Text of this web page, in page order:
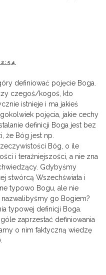
definiować pojęcie Boga.
czegoś/kogoś, kto
istnieje i ma jakieś
pojęcia, jakie cechy
definicji Boga jest bez
że Bóg jest np.
Bóg, o ile
i teraźniejszości, a nie zna
Gdybyśmy
stwórcą Wszechświata i
typowo Bogu, ale nie
go Bogiem?
typowej definicji Boga.
zaprzestać definiowania
o nim faktyczną wiedzę